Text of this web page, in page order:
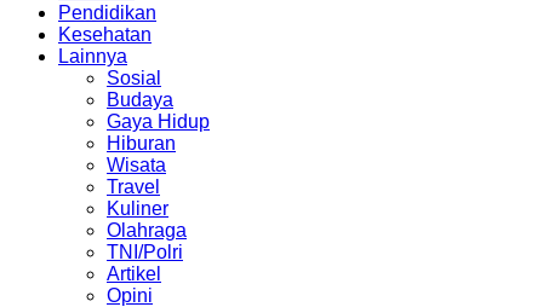
Pendidikan
Kesehatan
Lainnya
Sosial
Budaya
Gaya Hidup
Hiburan
Wisata
Travel
Kuliner
Olahraga
TNI/Polri
Artikel
Opini